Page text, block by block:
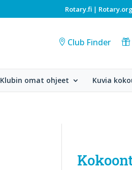
Rotary.fi | Rotary.org
Club Finder
Klubin omat ohjeet Kuvia